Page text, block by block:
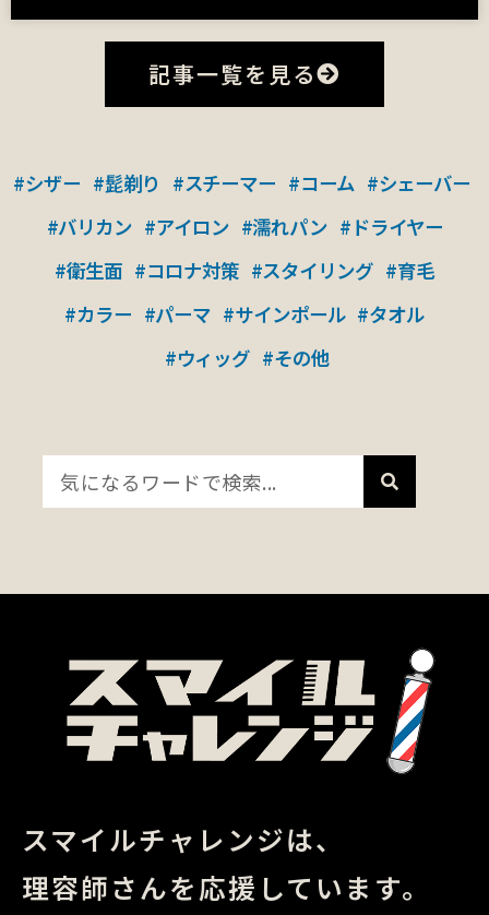
記事一覧を見る
#シザー #髭剃り #スチーマー #コーム #シェーバー
#バリカン #アイロン #濡れパン #ドライヤー
#衛生面 #コロナ対策 #スタイリング #育毛
#カラー #パーマ #サインポール #タオル
#ウィッグ #その他
スマイルチャレンジは、
理容師さんを応援しています。